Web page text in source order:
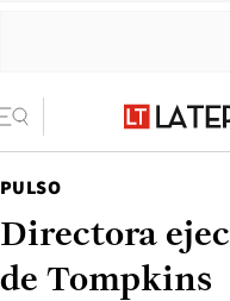
PULSO
Directora
de Tompkins